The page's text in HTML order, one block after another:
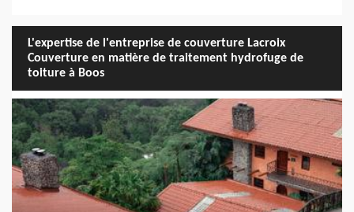
L'expertise de l'entreprise de couverture Lacroix
Couverture en matière de traitement hydrofuge de
toiture à Boos